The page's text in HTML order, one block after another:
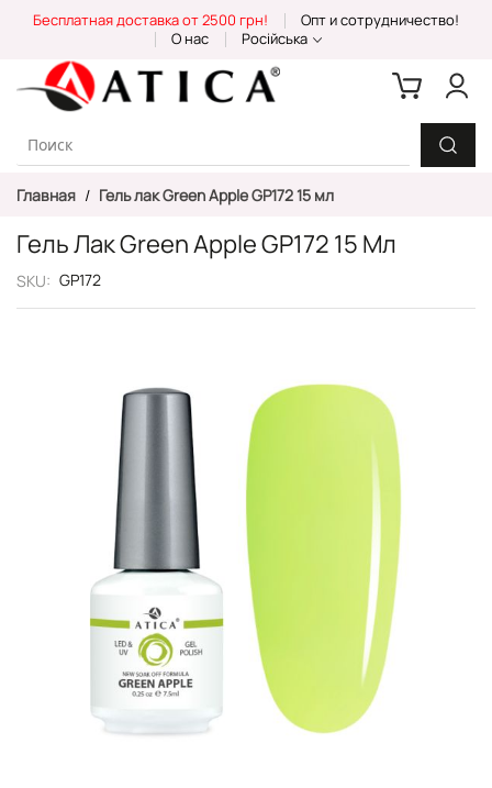
Content
Бесплатная доставка от 2500 грн!
Опт и сотрудничество!
О нас
Російська
Главная Гель лак Green Apple GP172 15 мл
Гель Лак Green Apple GP172 15 Мл
SKU GP172
изображений